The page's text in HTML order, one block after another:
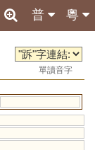
粵
普
單讀音字